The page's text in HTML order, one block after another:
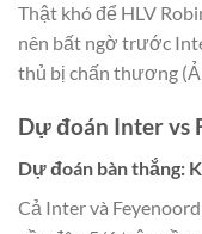
Thật khó để HLV
nên bất ngờ trước
thủ bị chấn thương
Dự đoán Inter vs
Dự đoán bàn thắng:
Cả Inter và